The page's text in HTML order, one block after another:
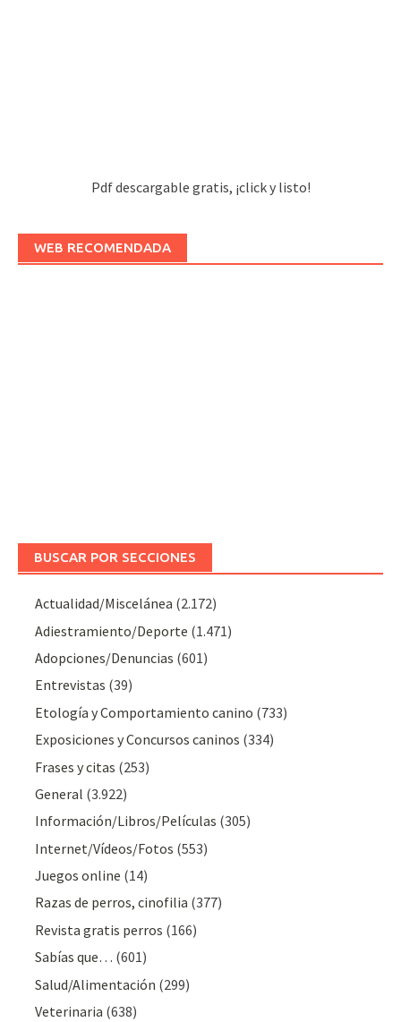
Pdf descargable gratis, ¡click y listo!
WEB RECOMENDADA
BUSCAR POR SECCIONES
Actualidad/Miscelánea (2.172)
Adiestramiento/Deporte (1.471)
Adopciones/Denuncias (601)
Entrevistas (39)
Etología y Comportamiento canino (733)
Exposiciones y Concursos caninos (334)
Frases y citas (253)
General (3.922)
Información/Libros/Películas (305)
Internet/Vídeos/Fotos (553)
Juegos online (14)
Razas de perros, cinofilia (377)
Revista gratis perros (166)
Sabías que… (601)
Salud/Alimentación (299)
Veterinaria (638)